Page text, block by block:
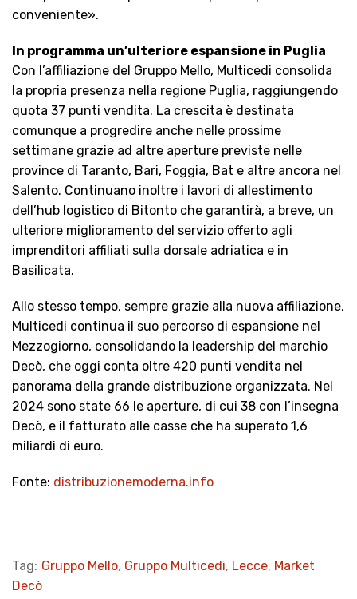
conveniente».
In programma un’ulteriore espansione in Puglia
Con l’affiliazione del Gruppo Mello, Multicedi consolida
la propria presenza nella regione Puglia, raggiungendo
quota 37 punti vendita. La crescita è destinata
comunque a progredire anche nelle prossime
settimane grazie ad altre aperture previste nelle
province di Taranto, Bari, Foggia, Bat e altre ancora nel
Salento. Continuano inoltre i lavori di allestimento
dell’hub logistico di Bitonto che garantirà, a breve, un
ulteriore miglioramento del servizio offerto agli
imprenditori affiliati sulla dorsale adriatica e in
Basilicata.
Allo stesso tempo, sempre grazie alla nuova affiliazione,
Multicedi continua il suo percorso di espansione nel
Mezzogiorno, consolidando la leadership del marchio
Decò, che oggi conta oltre 420 punti vendita nel
panorama della grande distribuzione organizzata. Nel
2024 sono state 66 le aperture, di cui 38 con l’insegna
Decò, e il fatturato alle casse che ha superato 1,6
miliardi di euro.
Fonte: distribuzionemoderna.info
Tag: Gruppo Mello, Gruppo Multicedi, Lecce, Market
Decò